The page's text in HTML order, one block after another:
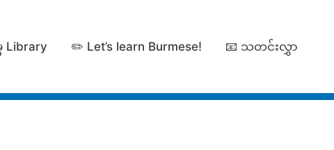
Library ✏️ Let’s learn Burmese! 📧 သတင်းလွှာ